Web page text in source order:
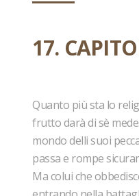
17.
Quanto più sta lo
frutto darà di sè
mondo delli suoi
passa e rompe
Ma colui che